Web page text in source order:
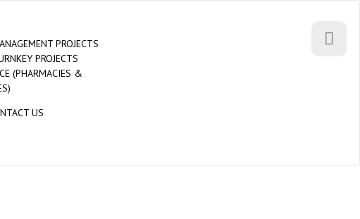
PROJECTS
PROJECTS
(PHARMACIES &
US